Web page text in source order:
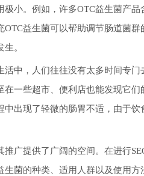
小。例如，许多OTC益生菌产
益生菌可以帮助调节肠道菌
。
中，人们往往没有太多时间专
一些超市、便利店也能发现它
出现了轻微的肠胃不适，由于
广提供了广阔的空间。在进行
菌的种类、适用人群以及使用